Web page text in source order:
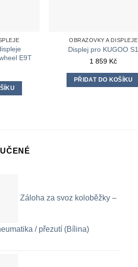
E9T
OBRAZOVKY A DISPLEJE
Displej pro KUGOO S1
1 859 Kč
PŘIDAT DO KOŠÍKU
Záloha za svoz koloběžky –
/ přezutí (Bílina)